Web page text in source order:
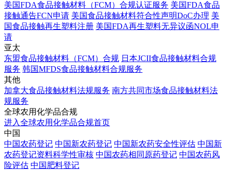
美国FDA食品接触材料（FCM）合规认证服务 美国FDA食品
接触通告FCN申请 美国食品接触材料符合性声明DoC办理 美
国食品接触再生塑料注册 美国FDA再生塑料无异议函NOL申
请
亚太
东盟食品接触材料（FCM）合规 日本JCII食品接触材料合规
服务 韩国MFDS食品接触材料合规服务
其他
加拿大食品接触材料法规服务 南方共同市场食品接触材料法
规服务
全球农用化学品合规
进入全球农用化学品合规首页
中国
中国农药登记 中国新农药登记 中国新农药安全性评估 中国新
农药登记资料科学性审核 中国农药相同原药登记 中国农药风
险评估 中国肥料登记